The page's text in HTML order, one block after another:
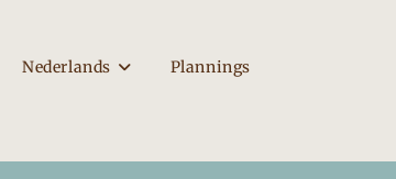
Nederlands Plannings